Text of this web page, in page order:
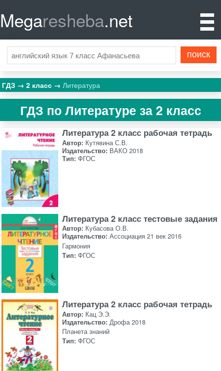
Megaresheba.net
ГДЗ 2 класс Литература
ГДЗ по Литературе за 2 класс
Литература 2 класс рабочая тетрадь
Автор: Кутявина С.В.
Издательство: ВАКО 2018
Тип: ФГОС
Литература 2 класс тестовые задания
Автор: Кубасова О.В.
Издательство: Ассоциация 21 век 2016
Гармония
Тип: ФГОС
Литература 2 класс рабочая тетрадь
Автор: Кац Э.Э.
Издательство: Дрофа 2018
Планета знаний
Тип: ФГОС